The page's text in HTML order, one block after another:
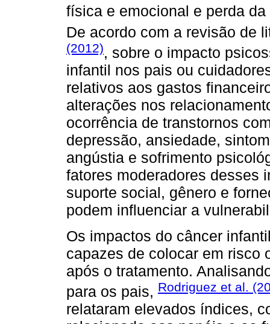
física e emocional e perda
De acordo com a revisão de
(2012), sobre o impacto
infantil nos pais ou
relativos aos gastos
alterações nos
ocorrência de transtornos
depressão, ansiedade,
angústia e sofrimento
fatores moderadores desses
suporte social, gênero e
podem influenciar a
Os impactos do câncer
capazes de colocar em risco
após o tratamento.
para os pais, Rodriguez et al.
relataram elevados índices,